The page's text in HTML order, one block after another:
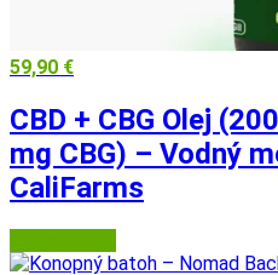
59,90 €
CBD + CBG Olej
mg CBG) – Vodný
CaliFarms